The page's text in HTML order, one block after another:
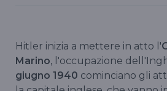
Hitler inizia a mettere in atto l'
Marino, l'occupazione
giugno 1940 cominciano gli